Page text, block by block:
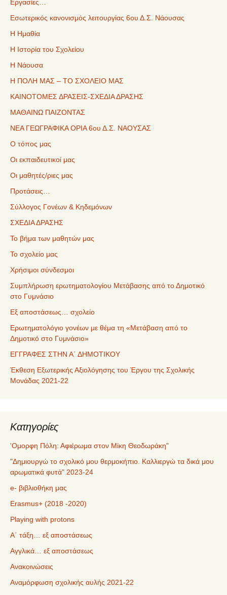
Εργασίες…
Εσωτερικός κανονισμός λειτουργίας 6ου Δ.Σ. Νάουσας
Η Ημαθία
Η Ιστορία του Σχολείου
Η Νάουσα
Η ΠΟΛΗ ΜΑΣ – ΤΟ ΣΧΟΛΕΙΟ ΜΑΣ
ΚΑΙΝΟΤΟΜΕΣ ΔΡΑΣΕΙΣ-ΣΧΕΔΙΑ ΔΡΑΣΗΣ
ΜΑΘΑΙΝΩ ΠΑΙΖΟΝΤΑΣ
ΝΕΑ ΓΕΩΓΡΑΦΙΚΑ ΟΡΙΑ 6ου Δ.Σ. ΝΑΟΥΣΑΣ
Ο τόπος μας
Οι εκπαιδευτικοί μας
Οι μαθητές/ριες μας
Προτάσεις…
Σύλλογος Γονέων & Κηδεμόνων
ΣΧΕΔΙΑ ΔΡΑΣΗΣ
Το βήμα των μαθητών μας
Το σχολείο μας
Χρήσιμοι σύνδεσμοι
Συμπλήρωση ερωτηματολογίου Μετάβασης από το Δημοτικό
στο Γυμνάσιο
Εξ αποστάσεως… σχολείο
Ερωτηματολόγιο γονέων με θέμα τη «Μετάβαση από το
Δημοτικό στο Γυμνάσιο»
ΕΓΓΡΑΦΕΣ ΣΤΗΝ Α΄ ΔΗΜΟΤΙΚΟΥ
Έκθεση Εξωτερικής Αξιολόγησης του Έργου της Σχολικής
Μονάδας 2021-22
Kατηγορίες
'Ομορφη Πόλη: Αφιέρωμα στον Μίκη Θεοδωράκη"
"Δημιουργώ το σχολικό μου θερμοκήπιο. Καλλιεργώ τα δικά μου
αρωματικά φυτά" 2023-24
e- βιβλιοθήκη μας
Erasmus+ (2018 -2020)
Playing with protons
Α΄ τάξη… εξ αποστάσεως
Αγγλικά… εξ αποστάσεως
Ανακοινώσεις
Αναμόρφωση σχολικής αυλής 2021-22